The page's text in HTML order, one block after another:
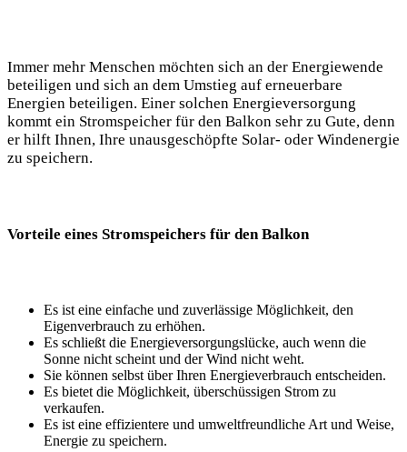
Immer mehr Menschen möchten sich an der Energiewende
beteiligen und sich an dem Umstieg auf erneuerbare
Energien beteiligen. Einer solchen Energieversorgung
kommt ein Stromspeicher für den Balkon sehr zu Gute, denn
er hilft Ihnen, Ihre unausgeschöpfte Solar- oder Windenergie
zu speichern.
Vorteile eines Stromspeichers für den Balkon
Es ist eine einfache und zuverlässige Möglichkeit, den
Eigenverbrauch zu erhöhen.
Es schließt die Energieversorgungslücke, auch wenn die
Sonne nicht scheint und der Wind nicht weht.
Sie können selbst über Ihren Energieverbrauch entscheiden.
Es bietet die Möglichkeit, überschüssigen Strom zu
verkaufen.
Es ist eine effizientere und umweltfreundliche Art und Weise,
Energie zu speichern.